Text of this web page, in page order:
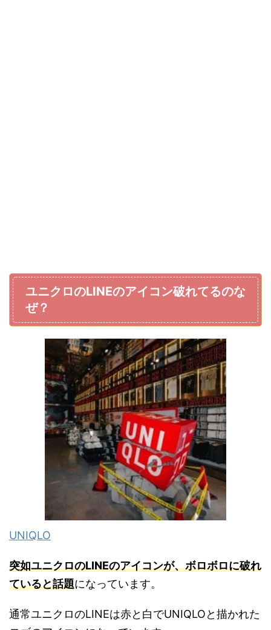
ユニクロのLINEのアイコン破れてるのな
ぜ？
UNIQLO
突如ユニクロのLINEのアイコンが、ボロボロに破れ
ていると話題になっています。
通常ユニクロのLINEは赤と白でUNIQLOと描かれた